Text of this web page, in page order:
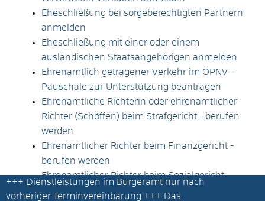
Eheschließung bei sorgeberechtigten Partnern
anmelden
Eheschließung mit einer oder einem
ausländischen Staatsangehörigen anmelden
Ehrenamtlich getragener Verkehr im ÖPNV -
Pauschale zur Unterstützung beantragen
Ehrenamtliche Richterin oder ehrenamtlicher
Richter (Schöffen) beim Strafgericht - berufen
werden
Ehrenamtlicher Richter beim Finanzgericht -
berufen werden
Ehrenamtlicher Richter beim Sozialgericht -
berufen werden
+++ Dienstleistungen im Bürgeramt nur nach
vorheriger Terminvereinbarung +++ Das